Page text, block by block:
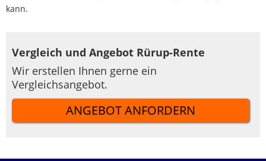
kann.
Vergleich und Angebot Rürup-Rente
Wir erstellen Ihnen gerne ein
Vergleichsangebot.
ANGEBOT ANFORDERN